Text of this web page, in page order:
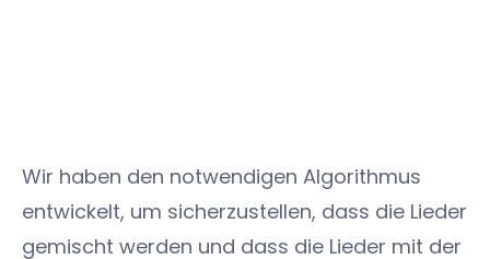
Wir haben den notwendigen Algorithmus
entwickelt, um sicherzustellen, dass die Lieder
gemischt werden und dass die Lieder mit der